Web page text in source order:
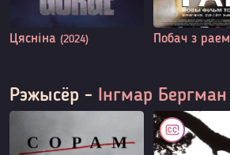
Цясніна (2024) Побач з раем
Рэжысёр - Інгмар Бергман